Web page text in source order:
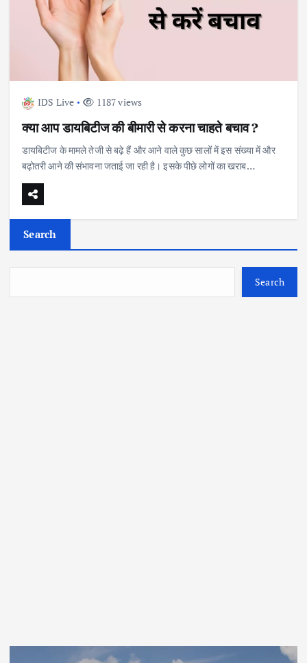
IDS Live 1187 views
क्या आप डायबिटीज की बीमारी से करना चाहते बचाव ?
डायबिटीज के मामले तेजी से बढ़े हैं और आने वाले कुछ सालों में इस संख्या में और
बढ़ोतरी आने की संभावना जताई जा रही है। इसके पीछे लोगों का खराब…
Search
Search